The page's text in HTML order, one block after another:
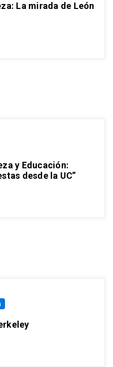
La mirada de León
y Educación:
desde la UC”